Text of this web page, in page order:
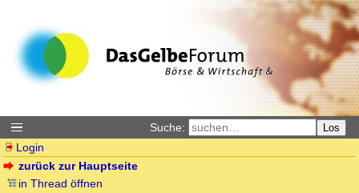
Suche: Los
Login
zurück zur Hauptseite
in Thread öffnen